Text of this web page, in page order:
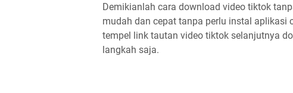
Demikianlah cara download video tiktok
mudah dan cepat tanpa perlu instal aplikasi
tempel link tautan video tiktok selanjutnya
langkah saja.